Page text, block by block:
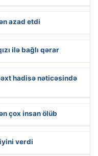
azad etdi
ilə bağlı qərar
hadisə nəticəsində
çox insan ölüb
verdi